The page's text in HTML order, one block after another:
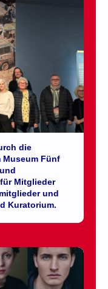
die
Fünf
Mitglieder
und
Kuratorium.